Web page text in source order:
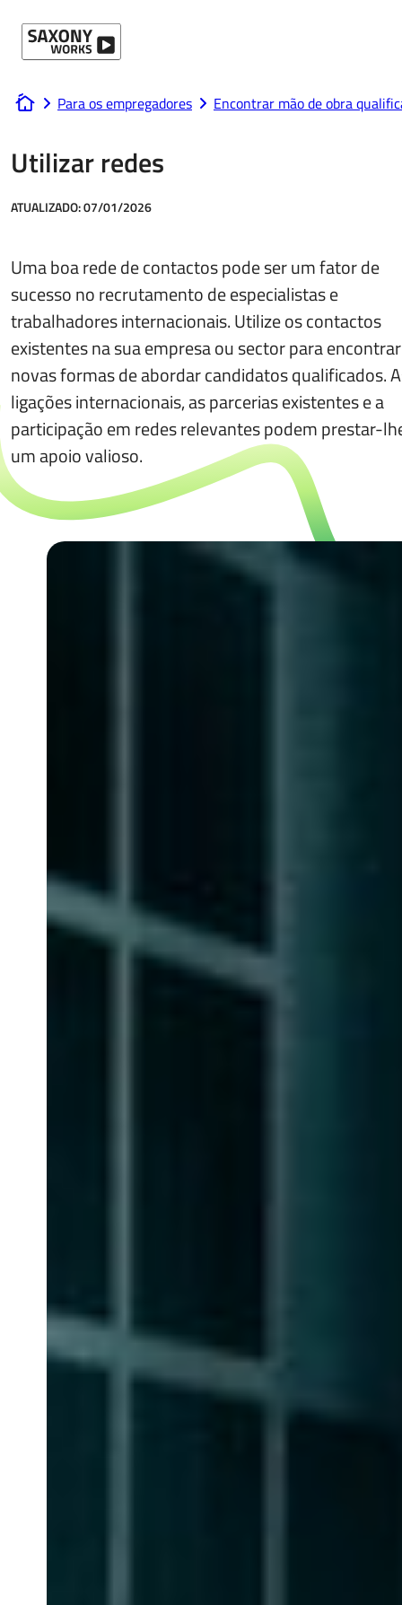
www.saxony-works.com
Para os empregadores Encontrar mão de obra
Utilizar redes
ATUALIZADO:07/01/2026
Uma boa rede de contactos pode ser um fator de
sucesso no recrutamento de especialistas e
trabalhadores internacionais. Utilize os contactos
existentes na sua empresa ou sector para encontrar
novas formas de abordar candidatos qualificados.
ligações internacionais, as parcerias existentes e a
participação em redes relevantes podem prestar-
um apoio valioso.